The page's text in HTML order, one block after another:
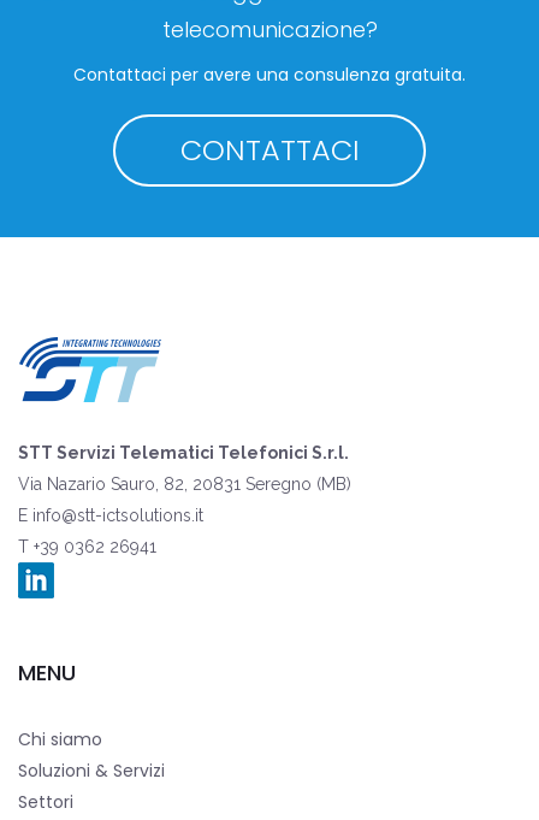
telecomunicazione?
Contattaci per avere una consulenza gratuita.
CONTATTACI
STT Servizi Telematici Telefonici S.r.l.
Via Nazario Sauro, 82, 20831 Seregno (MB)
E info@stt-ictsolutions.it
T +39 0362 26941
MENU
Chi siamo
Soluzioni & Servizi
Settori